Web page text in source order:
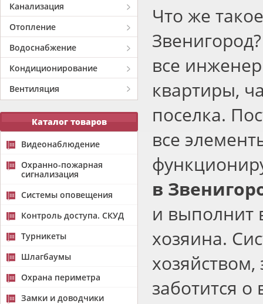
Канализация
Отопление
Водоснабжение
Кондиционирование
Вентиляция
Каталог товаров
Видеонаблюдение
Охранно-пожарная
сигнализация
Системы оповещения
Контроль доступа. СКУД
Турникеты
Шлагбаумы
Охрана периметра
Замки и доводчики
Что же
все
квартиры,
поселка.
все
в
и выполнит
хозяина.
заботится